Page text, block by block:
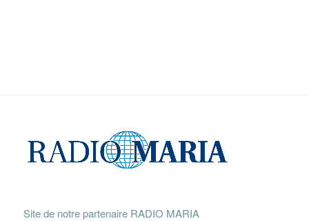
Site de notre partenaire RADIO MARIA